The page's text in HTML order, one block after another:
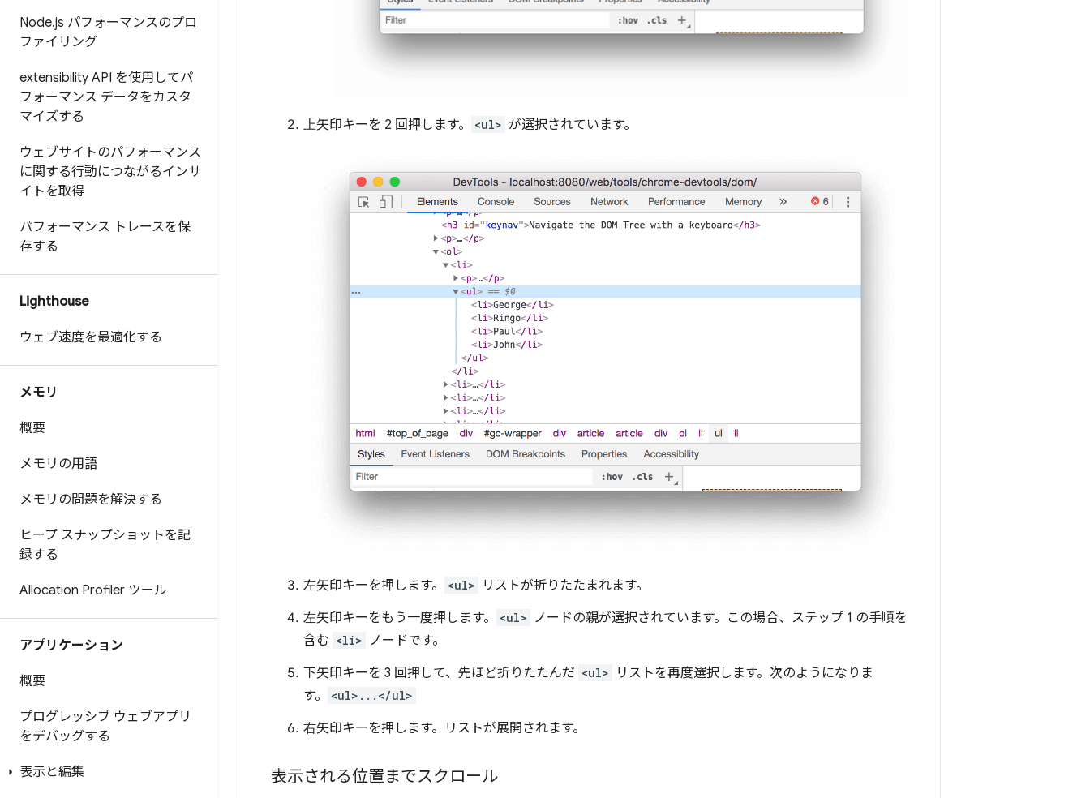
Node.js パフォーマンスのプロ
ファイリング
extensibility API を使用してパ
フォーマンス データをカスタ
マイズする
ウェブサイトのパフォーマンス
に関する行動につながるインサ
イトを取得
パフォーマンス トレースを保
存する
Lighthouse
ウェブ速度を最適化する
メモリ
概要
メモリの用語
メモリの問題を解決する
ヒープ スナップショットを記
録する
Allocation Profiler ツール
アプリケーション
概要
プログレッシブ ウェブアプリ
をデバッグする
表示と編集
上矢印キーを 2 回押します。 <ul> が選択されています。
左矢印キーを押します。 <ul> リストが折りたたまれます。
左矢印キーをもう一度押します。 <ul> ノードの親が選択されています。この場合、ステップ 1 の手順を
含む <li> ノードです。
下矢印キーを 3 回押して、先ほど折りたたんだ <ul> リストを再度選択します。 次のようになりま
す。
<ul>...</ul>
右矢印キーを押します。リストが展開されます。
表示される位置までスクロール